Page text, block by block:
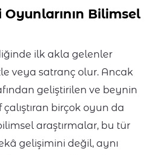
Bilimsel
ilk akla gelenler
veya satranç olur. Ancak
geliştirilen ve beynin
birçok oyun da
araştırmalar, bu tür
gelişimini değil, aynı